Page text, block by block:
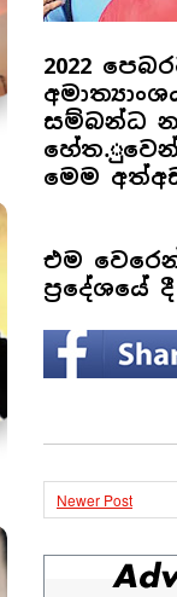
2022
සම්බන්ධ
මෙම
එම
Newer Post